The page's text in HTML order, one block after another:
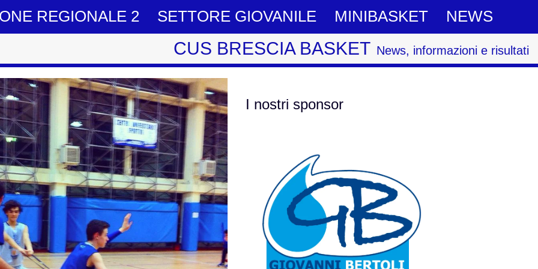
CUS BRESCIA BASKET News, informazioni e risultati
REGIONALE 2 SETTORE GIOVANILE MINIBASKET
NEWS
I nostri sponsor